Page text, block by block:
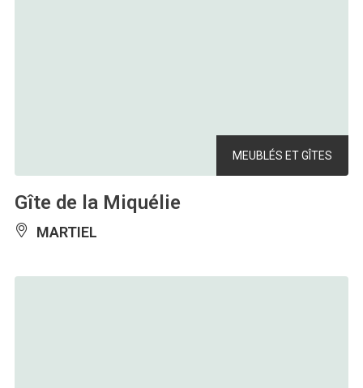
MEUBLÉS ET GÎTES
Gîte de la Miquélie
MARTIEL